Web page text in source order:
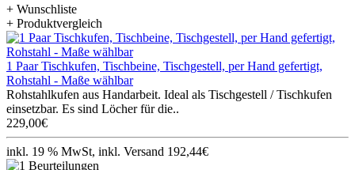
+ Wunschliste
+ Produktvergleich
1 Paar Tischkufen, Tischbeine, Tischgestell, per Hand gefertigt,
Rohstahl - Maße wählbar
Rohstahlkufen aus Handarbeit. Ideal als Tischgestell / Tischkufen
einsetzbar. Es sind Löcher für die..
229,00€
inkl. 19 % MwSt, inkl. Versand 192,44€